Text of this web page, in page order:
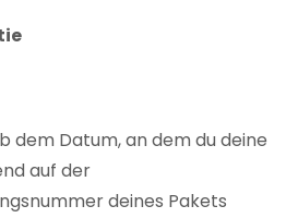
dem Datum, an dem du deine
auf der
deines Pakets